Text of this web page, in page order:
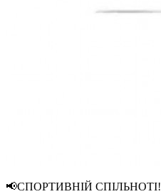
📢СПОРТИВНІЙ СПІЛЬНОТІ!